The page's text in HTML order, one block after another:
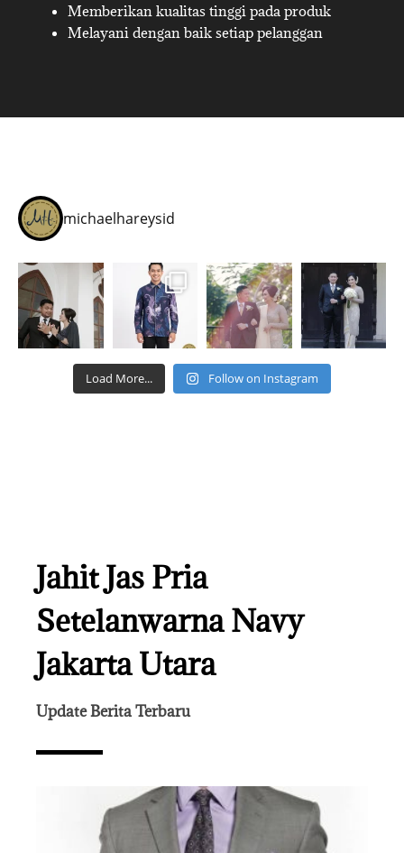
Memberikan kualitas tinggi pada produk
Melayani dengan baik setiap pelanggan
michaelhareysid
Load More... Follow on Instagram
Jahit Jas Pria
Setelanwarna Navy
Jakarta Utara
Update Berita Terbaru